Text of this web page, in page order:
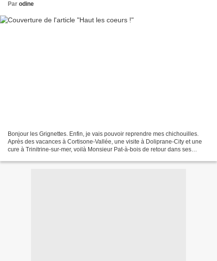
Par odine
Bonjour les Grignettes. Enfin, je vais pouvoir reprendre mes chichouilles.
Après des vacances à Cortisone-Vallée, une visite à Doliprane-City et une
cure à Trinitrine-sur-mer, voilà Monsieur Pat-à-bois de retour dans ses